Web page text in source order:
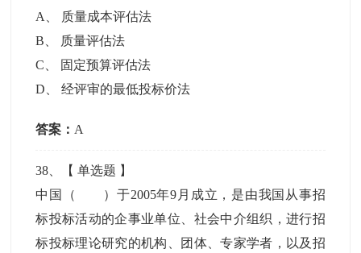
A
质量成本评估法
B
质量评估法
C
固定预算评估法
D 、经评审的最低投标价法
答案： A
38 、【单选题 】
中国（ ）于2005年9月成立，是由我国从事招
标投标活动的企事业单位、社会中介组织，进行招
标投标理论研究的机构、团体、专家学者，以及招